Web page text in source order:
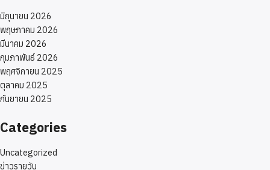
มิถุนายน 2026
พฤษภาคม 2026
มีนาคม 2026
กุมภาพันธ์ 2026
พฤศจิกายน 2025
ตุลาคม 2025
กันยายน 2025
Categories
Uncategorized
ข่าวรายวัน